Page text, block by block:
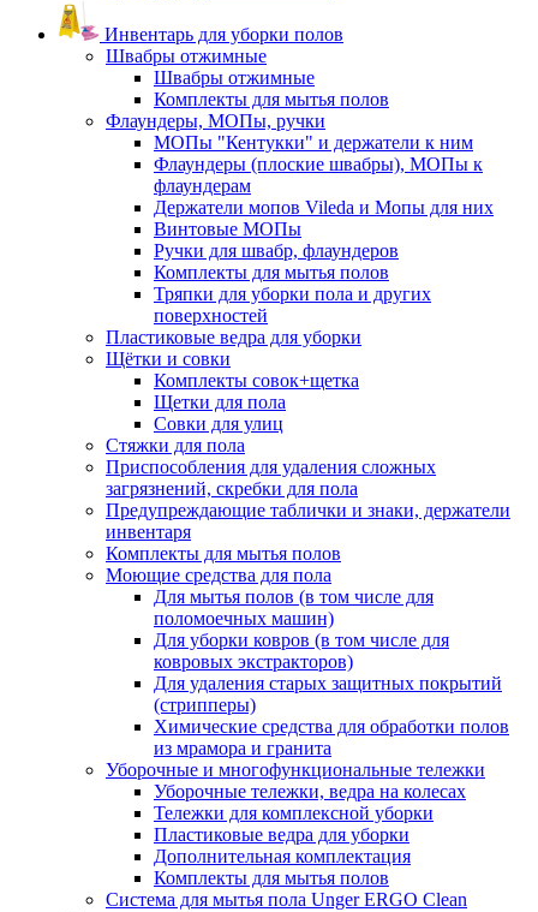
Инвентарь для уборки полов
Швабры отжимные
Швабры отжимные
Комплекты для мытья полов
Флаундеры, МОПы, ручки
МОПы "Кентукки" и держатели к ним
Флаундеры (плоские швабры), МОПы к
флаундерам
Держатели мопов Vileda и Мопы для них
Винтовые МОПы
Ручки для швабр, флаундеров
Комплекты для мытья полов
Тряпки для уборки пола и других
поверхностей
Пластиковые ведра для уборки
Щётки и совки
Комплекты совок+щетка
Щетки для пола
Совки для улиц
Стяжки для пола
Приспособления для удаления сложных
загрязнений, скребки для пола
Предупреждающие таблички и знаки, держатели
инвентаря
Комплекты для мытья полов
Моющие средства для пола
Для мытья полов (в том числе для
поломоечных машин)
Для уборки ковров (в том числе для
ковровых экстракторов)
Для удаления старых защитных покрытий
(стрипперы)
Химические средства для обработки полов
из мрамора и гранита
Уборочные и многофункциональные тележки
Уборочные тележки, ведра на колесах
Тележки для комплексной уборки
Пластиковые ведра для уборки
Дополнительная комплектация
Комплекты для мытья полов
Система для мытья пола Unger ERGO Clean